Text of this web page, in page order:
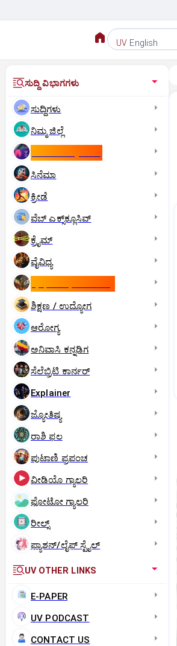
UV English
ಸುದ್ದಿ ವಿಭಾಗಗಳು
ಸುದ್ದಿಗಳು
ನಿಮ್ಮ ಜಿಲ್ಲೆ
ಸಿನೆಮಾ
ಕ್ರೀಡೆ
ವೆಬ್ ಎಕ್ಸ್‌ಕ್ಲೂಸಿವ್
ಕ್ರೈಮ್
ವೈವಿಧ್ಯ
ಶಿಕ್ಷಣ / ಉದ್ಯೋಗ
ಆರೋಗ್ಯ
ಅನಿವಾಸಿ ಕನ್ನಡಿಗ
ಸೆಲೆಬ್ರಿಟಿ ಕಾರ್ನರ್‌
Explainer
ಜ್ಯೋತಿಷ್ಯ
ರಾಶಿ ಫಲ
ಪುಟಾಣಿ ಪ್ರಪಂಚ
ವೀಡಿಯೊ ಗ್ಯಾಲರಿ
ಫೋಟೋ ಗ್ಯಾಲರಿ
ರೀಲ್ಸ್
ಫ್ಯಾಶನ್/ಲೈಫ್‌ ಸ್ಟೈಲ್
UV OTHER LINKS
E-PAPER
UV PODCAST
CONTACT US